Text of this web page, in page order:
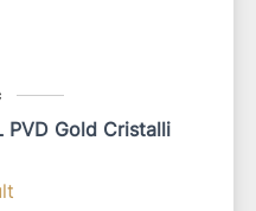
PVD Gold Cristalli